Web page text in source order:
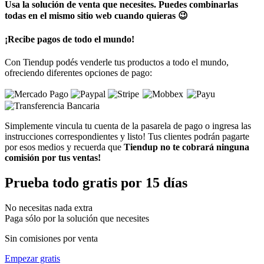
Usa la solución de venta que necesites. Puedes combinarlas
todas en el mismo sitio web cuando quieras 😉
¡Recibe pagos de todo el mundo!
Con Tiendup podés venderle tus productos a todo el mundo,
ofreciendo diferentes opciones de pago:
Simplemente vincula tu cuenta de la pasarela de pago o ingresa las
instrucciones correspondientes y listo! Tus clientes podrán pagarte
por esos medios y recuerda que Tiendup no te cobrará ninguna
comisión por tus ventas!
Prueba todo gratis por 15 días
No necesitas nada extra
Paga sólo por la solución que necesites
Sin comisiones por venta
Empezar gratis